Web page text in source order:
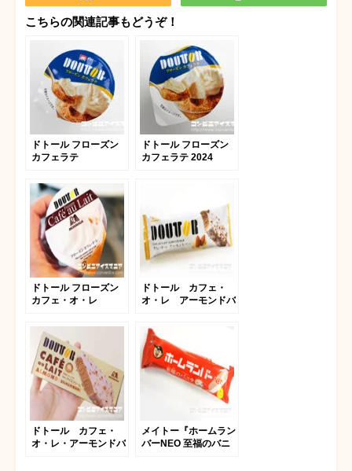
こちらの関連記事もどうぞ！
ドトール フローズン
カフェラテ
ドトール フローズン
カフェラテ 2024
ドトール フローズン
カフェ・オ・レ
ドトール カフェ・
オ・レ アーモンドバ
ドトール カフェ・
オ・レ・アーモンドバ
メイトー『ホームラン
バーNEO 至福のバニ